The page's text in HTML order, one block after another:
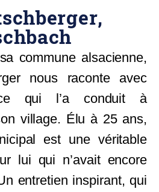
commune alsacienne,
nous raconte avec
ce qui l’a conduit à
village. Élu à 25 ans,
est une véritable
lui qui n’avait encore
entretien inspirant, qui